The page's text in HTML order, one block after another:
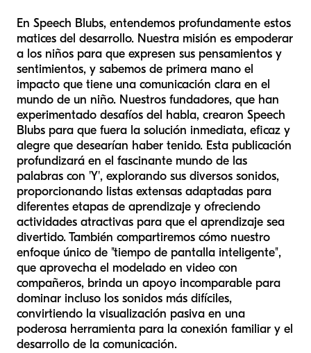
En Speech Blubs, entendemos profundamente estos
matices del desarrollo. Nuestra misión es empoderar
a los niños para que expresen sus pensamientos y
sentimientos, y sabemos de primera mano el
impacto que tiene una comunicación clara en el
mundo de un niño. Nuestros fundadores, que han
experimentado desafíos del habla, crearon Speech
Blubs para que fuera la solución inmediata, eficaz y
alegre que desearían haber tenido. Esta publicación
profundizará en el fascinante mundo de las
palabras con 'Y', explorando sus diversos sonidos,
proporcionando listas extensas adaptadas para
diferentes etapas de aprendizaje y ofreciendo
actividades atractivas para que el aprendizaje sea
divertido. También compartiremos cómo nuestro
enfoque único de "tiempo de pantalla inteligente",
que aprovecha el modelado en video con
compañeros, brinda un apoyo incomparable para
dominar incluso los sonidos más difíciles,
convirtiendo la visualización pasiva en una
poderosa herramienta para la conexión familiar y el
desarrollo de la comunicación.